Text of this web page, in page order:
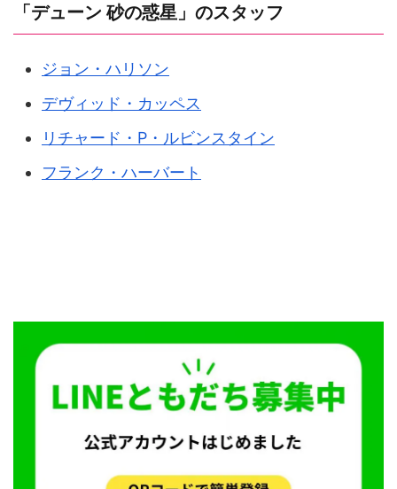
「デューン 砂の惑星」のスタッフ
ジョン・ハリソン
デヴィッド・カッペス
リチャード・P・ルビンスタイン
フランク・ハーバート